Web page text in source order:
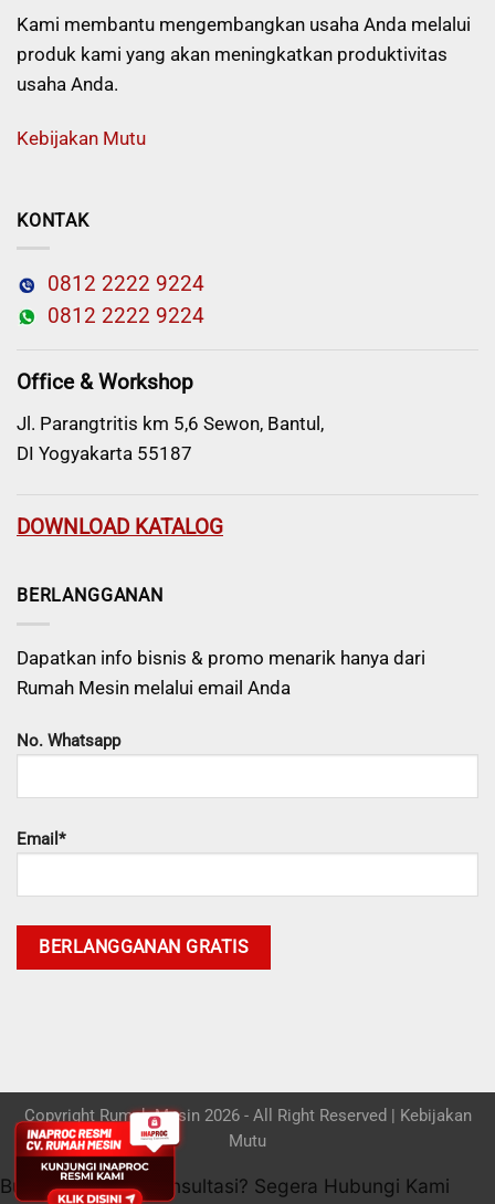
Kami membantu mengembangkan usaha Anda melalui
produk kami yang akan meningkatkan produktivitas
usaha Anda.
Kebijakan Mutu
KONTAK
0812 2222 9224
0812 2222 9224
Office & Workshop
Jl. Parangtritis km 5,6 Sewon, Bantul,
DI Yogyakarta 55187
DOWNLOAD KATALOG
BERLANGGANAN
Dapatkan info bisnis & promo menarik hanya dari
Rumah Mesin melalui email Anda
No. Whatsapp
Email*
Copyright Rumah Mesin 2026 - All Right Reserved | Kebijakan
Mutu
Butuh bantuan / konsultasi? Segera Hubungi Kami